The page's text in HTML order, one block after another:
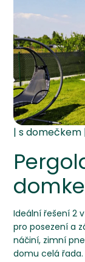
Ideální řešení 2
pro posezení a
náčiní, zimní
domu celá řada.